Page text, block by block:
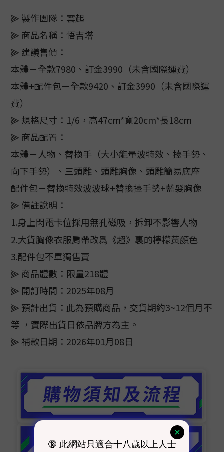
⫸ 製作團隊：雲起
⫸ 商品名稱：悟吉塔
⫸ 建議售價：
本體－全款7980、訂金3990（未含國際運費）
本體+配件包－全款9420、訂金3990（未含國際運
費）
⫸ 規格尺寸：1/6，高47cm*寬20cm*長18cm
⫸ 商品配置：
本體－人物、替換手（大小能量波特效、擡手勢、
向下手勢）、三頭雕、頭雕胸像、頭雕簡易底座
配件包－替換特效波波球+替換擡手勢+藍髮胸像
⫸ 備註說明：
1.身上閃電卡位採用無孔磁吸，拆卸不影響人物
2.大貨胸像衣服肩帶改爲《超》裏的檸檬黃顏色
3.配件包不單獨售賣
⫸ 商品體數：限量218體
⫸ 開訂時間：2025年08月
⫸ 預計出貨：此為預購商品，交貨期約3~12個月不
等 ，實際出貨日依品牌方為主。
⫸ 補款日期：2026年01月08日